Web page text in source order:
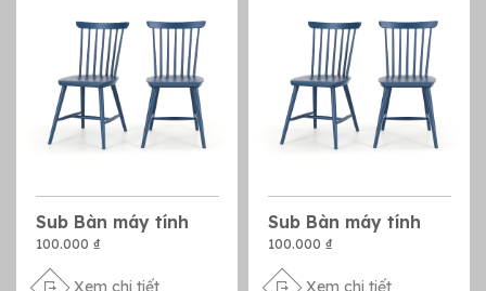
Sub Bàn máy tính
100.000 ₫
Xem chi tiết
Sub Bàn máy tính
100.000 ₫
Xem chi tiết